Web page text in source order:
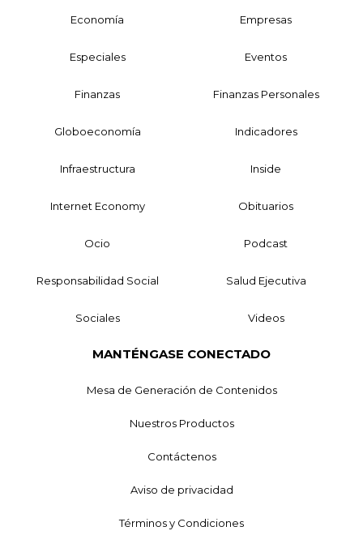
Economía Empresas
Especiales Eventos
Finanzas Finanzas Personales
Globoeconomía Indicadores
Infraestructura Inside
Internet Economy Obituarios
Ocio Podcast
Responsabilidad Social Salud Ejecutiva
Sociales Videos
MANTÉNGASE CONECTADO
Mesa de Generación de Contenidos
Nuestros Productos
Contáctenos
Aviso de privacidad
Términos y Condiciones